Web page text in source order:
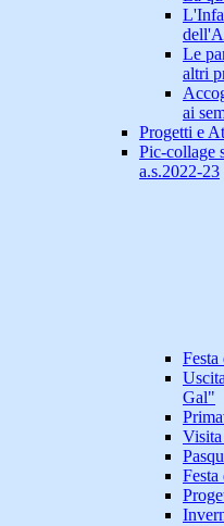
Le
altri
ai
Progetti e
Pic-collage
a.s.2022-23
Gal"
Festa